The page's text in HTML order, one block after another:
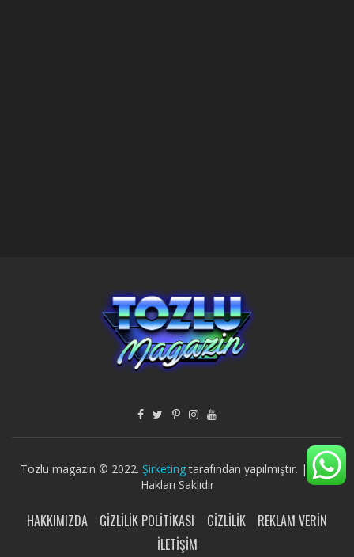
Tozlu magazin © 2022. Şirketingtarafından yapılmıştır. | Tüm
Hakları Saklıdır
HAKKIMIZDA GIZLILIK POLITIKASI GIZLILIK
REKLAM VERIN
İLETIŞIM